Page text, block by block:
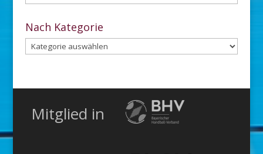
dem
Archiv
Nach Kategorie
Nach
Kategorie
Mitglied in